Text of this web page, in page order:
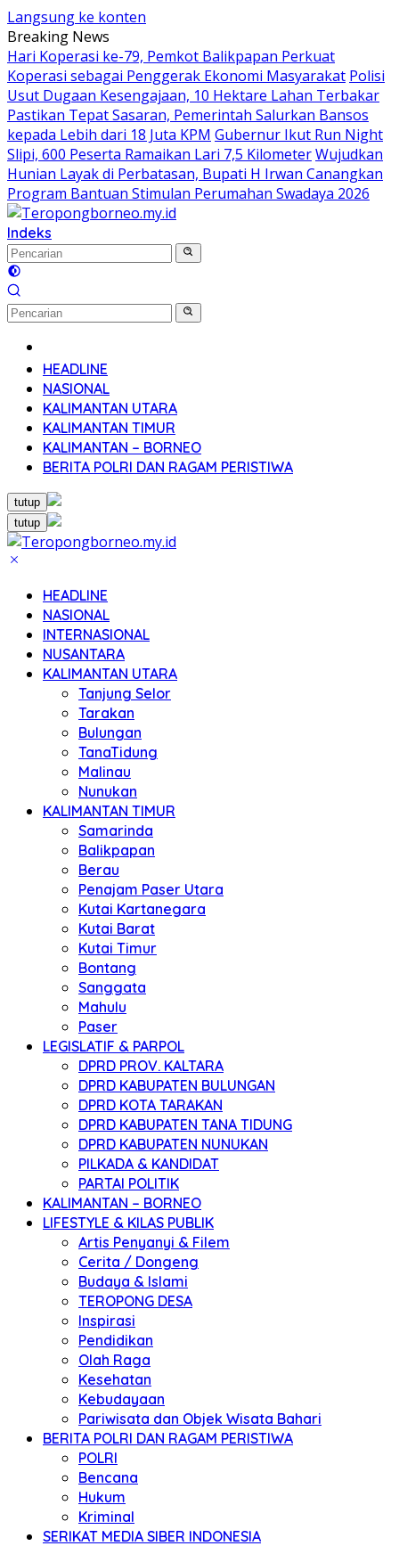
Langsung ke konten
Breaking News
Hari Koperasi ke-79, Pemkot Balikpapan Perkuat
Koperasi sebagai Penggerak Ekonomi Masyarakat Polisi
Usut Dugaan Kesengajaan, 10 Hektare Lahan Terbakar
Pastikan Tepat Sasaran, Pemerintah Salurkan Bansos
kepada Lebih dari 18 Juta KPM Gubernur Ikut Run Night
Slipi, 600 Peserta Ramaikan Lari 7,5 KilometerWujudkan
Hunian Layak di Perbatasan, Bupati H Irwan Canangkan
Program Bantuan Stimulan Perumahan Swadaya 2026
Indeks
HEADLINE
NASIONAL
KALIMANTAN UTARA
KALIMANTAN TIMUR
KALIMANTAN – BORNEO
BERITA POLRI DAN RAGAM PERISTIWA
tutup
tutup
HEADLINE
NASIONAL
INTERNASIONAL
NUSANTARA
KALIMANTAN UTARA
Tanjung Selor
Tarakan
Bulungan
TanaTidung
Malinau
Nunukan
KALIMANTAN TIMUR
Samarinda
Balikpapan
Berau
Penajam Paser Utara
Kutai Kartanegara
Kutai Barat
Kutai Timur
Bontang
Sanggata
Mahulu
Paser
LEGISLATIF & PARPOL
DPRD PROV. KALTARA
DPRD KABUPATEN BULUNGAN
DPRD KOTA TARAKAN
DPRD KABUPATEN TANA TIDUNG
DPRD KABUPATEN NUNUKAN
PILKADA & KANDIDAT
PARTAI POLITIK
KALIMANTAN – BORNEO
LIFESTYLE & KILAS PUBLIK
Artis Penyanyi & Filem
Cerita / Dongeng
Budaya & Islami
TEROPONG DESA
Inspirasi
Pendidikan
Olah Raga
Kesehatan
Kebudayaan
Pariwisata dan Objek Wisata Bahari
BERITA POLRI DAN RAGAM PERISTIWA
POLRI
Bencana
Hukum
Kriminal
SERIKAT MEDIA SIBER INDONESIA